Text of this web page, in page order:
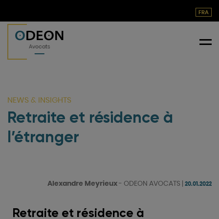
FRA
ODEON
Avocats
NEWS & INSIGHTS
Retraite et résidence à
l’étranger
Alexandre Meyrieux- ODEON AVOCATS | 20.01.2022
Retraite et résidence à